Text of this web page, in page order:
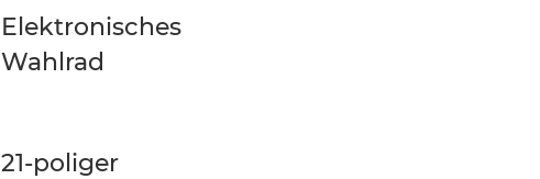
Elektronisches
Wahlrad
21-poliger